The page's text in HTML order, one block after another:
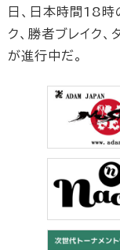
日、日本時間18
ク、勝者ブレイク
が進行中だ。